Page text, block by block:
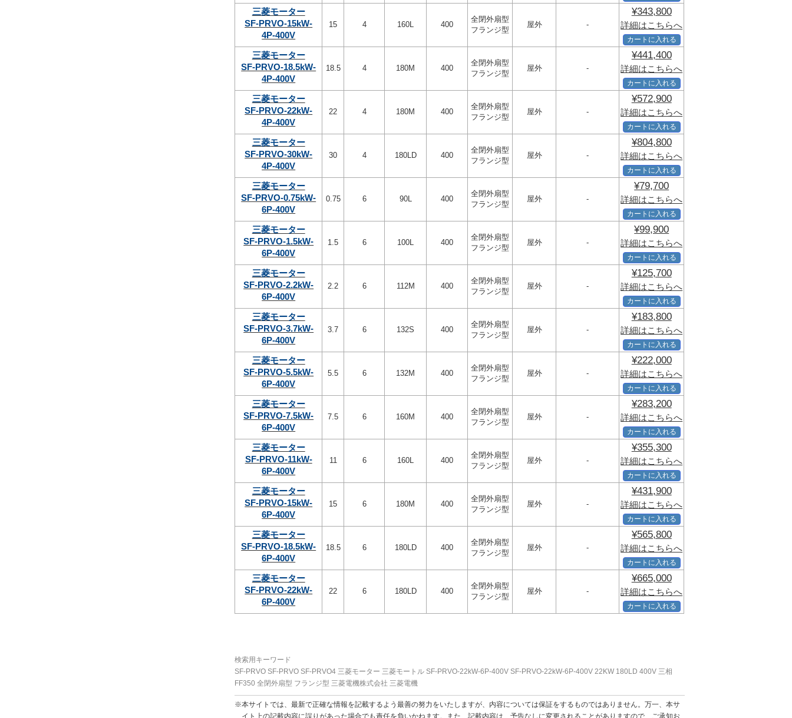
三菱モーター
SF-PRVO-15kW-
4P-400V
15 4 160L 400
全閉外扇型
フランジ型
屋外 -
¥343,800
詳細はこちらへ
カートに入れる
三菱モーター
SF-PRVO-18.5kW-
4P-400V
18.5 4 180M 400
全閉外扇型
フランジ型
屋外 -
¥441,400
詳細はこちらへ
カートに入れる
三菱モーター
SF-PRVO-22kW-
4P-400V
22 4 180M 400
全閉外扇型
フランジ型
屋外 -
¥572,900
詳細はこちらへ
カートに入れる
三菱モーター
SF-PRVO-30kW-
4P-400V
30 4 180LD 400
全閉外扇型
フランジ型
屋外 -
¥804,800
詳細はこちらへ
カートに入れる
三菱モーター
SF-PRVO-0.75kW-
6P-400V
0.75 6 90L 400
全閉外扇型
フランジ型
屋外 -
¥79,700
詳細はこちらへ
カートに入れる
三菱モーター
SF-PRVO-1.5kW-
6P-400V
1.5 6 100L 400
全閉外扇型
フランジ型
屋外 -
¥99,900
詳細はこちらへ
カートに入れる
三菱モーター
SF-PRVO-2.2kW-
6P-400V
2.2 6 112M 400
全閉外扇型
フランジ型
屋外 -
¥125,700
詳細はこちらへ
カートに入れる
三菱モーター
SF-PRVO-3.7kW-
6P-400V
3.7 6 132S 400
全閉外扇型
フランジ型
屋外 -
¥183,800
詳細はこちらへ
カートに入れる
三菱モーター
SF-PRVO-5.5kW-
6P-400V
5.5 6 132M 400
全閉外扇型
フランジ型
屋外 -
¥222,000
詳細はこちらへ
カートに入れる
三菱モーター
SF-PRVO-7.5kW-
6P-400V
7.5 6 160M 400
全閉外扇型
フランジ型
屋外 -
¥283,200
詳細はこちらへ
カートに入れる
三菱モーター
SF-PRVO-11kW-
6P-400V
11 6 160L 400
全閉外扇型
フランジ型
屋外 -
¥355,300
詳細はこちらへ
カートに入れる
三菱モーター
SF-PRVO-15kW-
6P-400V
15 6 180M 400
全閉外扇型
フランジ型
屋外 -
¥431,900
詳細はこちらへ
カートに入れる
三菱モーター
SF-PRVO-18.5kW-
6P-400V
18.5 6 180LD 400
全閉外扇型
フランジ型
屋外 -
¥565,800
詳細はこちらへ
カートに入れる
三菱モーター
SF-PRVO-22kW-
6P-400V
22 6 180LD 400
全閉外扇型
フランジ型
屋外 -
¥665,000
詳細はこちらへ
カートに入れる
検索用キーワード
SF-PRVO SF-PRVO SF-PRVO4 三菱モーター 三菱モートル SF-PRVO-22kW-6P-400V SF-PRVO-22kW-6P-400V 22KW 180LD 400V 三相
FF350 全閉外扇型 フランジ型 三菱電機株式会社 三菱電機
※本サイトでは、最新で正確な情報を記載するよう最善の努力をいたしますが、内容については保証をするものではありません。万一、本サ
イト上の記載内容に誤りがあった場合でも責任を負いかねます。また、記載内容は、予告なしに変更されることがありますので、ご承知お